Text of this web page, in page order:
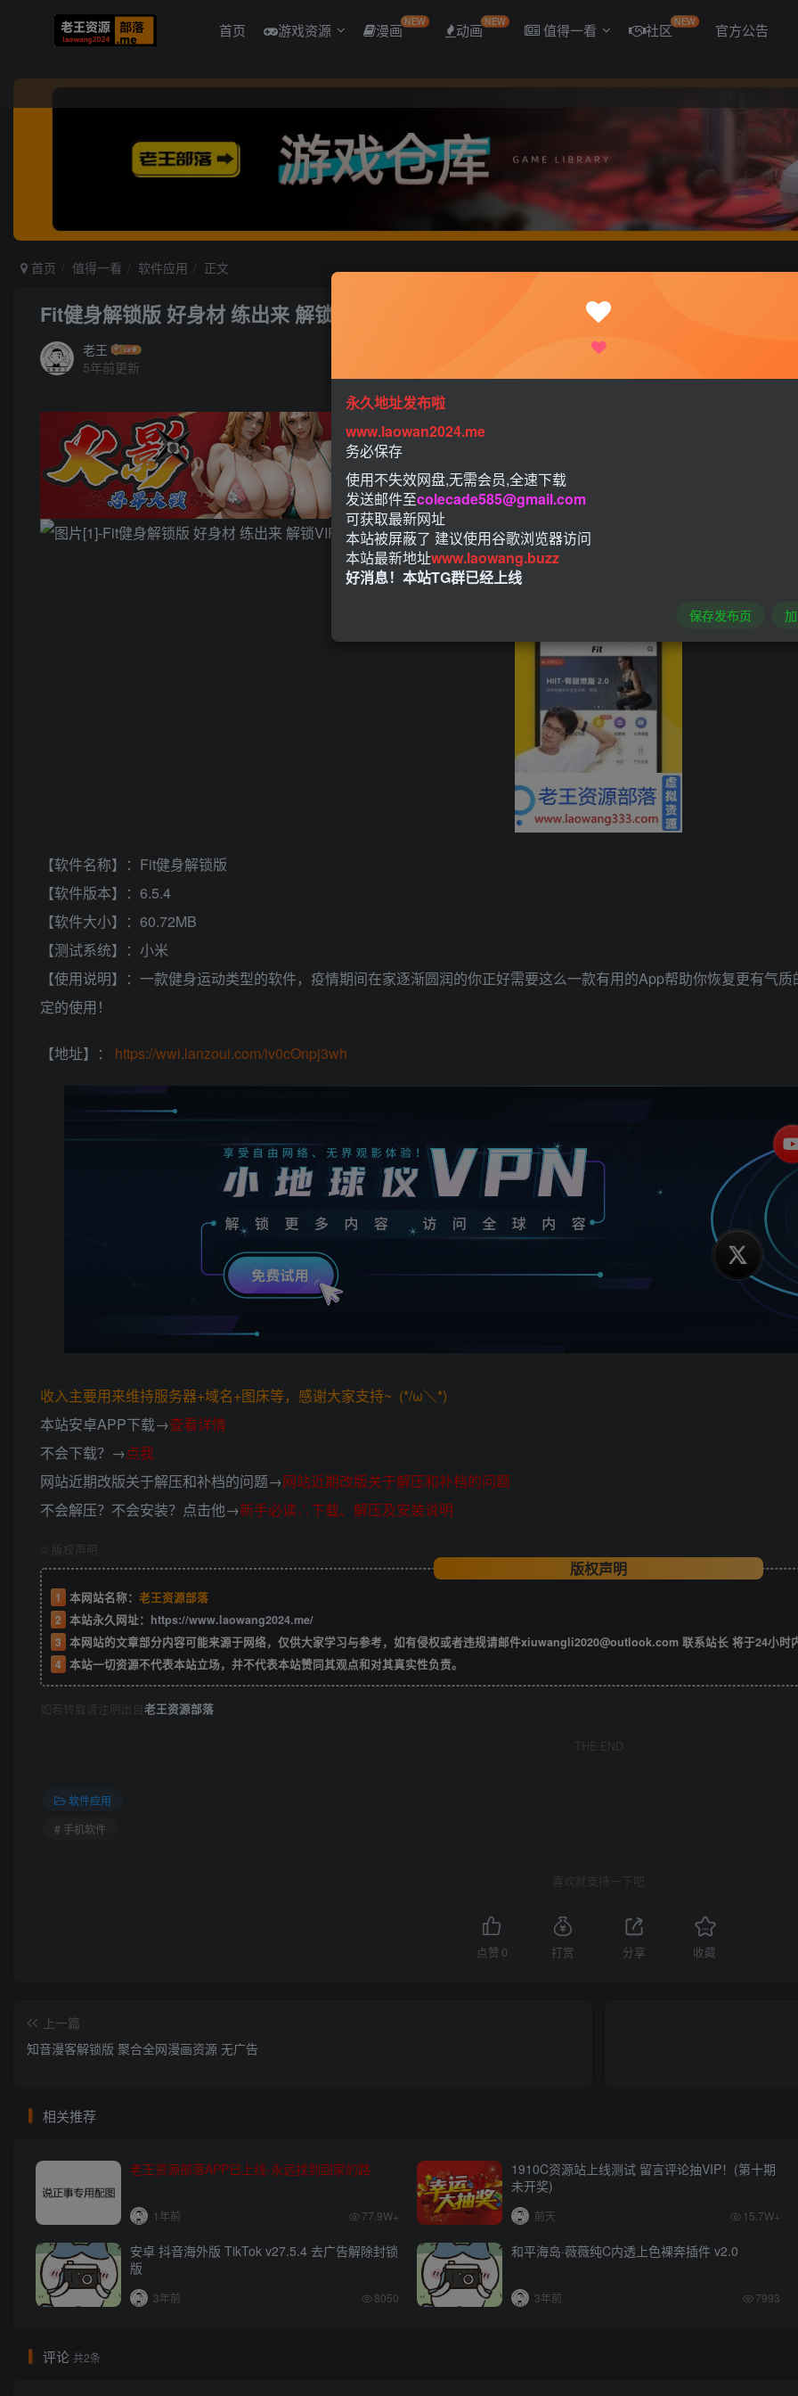
首页 游戏资源 漫画NEW 动画 NEW 值得一看 社区NEW 官方公告
首页 值得一看 软件应用 正文
Fit健身解锁版 好身材 练出来 解锁VIP功能
老王
5年前更新
【软件名称】：Fit健身解锁版
【软件版本】：6.5.4
【软件大小】：60.72MB
【测试系统】：小米
【使用说明】：一款健身运动类型的软件，疫情期间在家逐渐圆润的你正好需要这么一款有用的App帮助你恢复更有气
定的使用！
【地址】： https://wwi.lanzoui.com/iv0cOnpj3wh
收入主要用来维持服务器+域名+图床等，感谢大家支持~ (*/ω＼*)
本站安卓APP下载→查看详情
不会下载？→点我
网站近期改版关于解压和补档的问题→网站近期改版关于解压和补档的问题
不会解压？不会安装？点击他→新手必读∴下载、解压及安装说明
版权声明
版权声明
1 本网站名称： 老王资源部落
2 本站永久网址： https://www.laowang2024.me/
3 本网站的文章部分内容可能来源于网络，仅供大家学习与参考，如有侵权或者违规请邮件xiuwangli2020@outlook.com 联系站长 将于24小时
4 本站一切资源不代表本站立场，并不代表本站赞同其观点和对其真实性负责。
如若转载请注明出自老王资源部落
THE END
软件应用
# 手机软件
喜欢就支持一下吧
点赞 0 打赏 分享 收藏
上一篇
知音漫客解锁版 聚合全网漫画资源 无广告
相关推荐
老王资源部落APP已上线-永远找到回家的路
1年前 77.9W+
1910C资源站上线测试 留言评论抽VIP！(第十期
未开奖)
前天 15.7W+
安卓 抖音海外版 TikTok v27.5.4 去广告解除封锁
版
3年前 8050
和平海岛·薇薇纯C内透上色裸奔插件 v2.0
3年前 7993
评论 共2条
永久地址发布啦
www.laowan2024.me
务必保存
使用不失效网盘,无需会员,全速下载
发送邮件至colecade585@gmail.com
可获取最新网址
本站被屏蔽了 建议使用谷歌浏览器访问
本站最新地址www.laowang.buzz
好消息！本站TG群已经上线
保存发布页